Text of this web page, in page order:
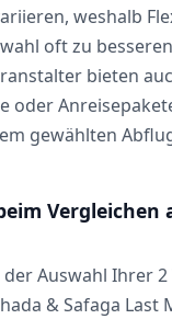
weshalb
oft zu
bieten
oder
gewählten
Vergleichen
der Auswahl Ihrer 2
& Safaga Last